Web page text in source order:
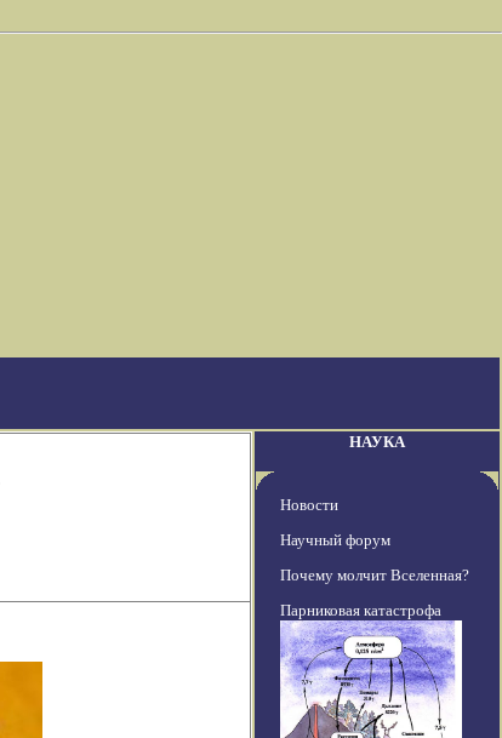
НАУКА
Новости
Научный форум
Почему молчит Вселенная?
Парниковая катастрофа